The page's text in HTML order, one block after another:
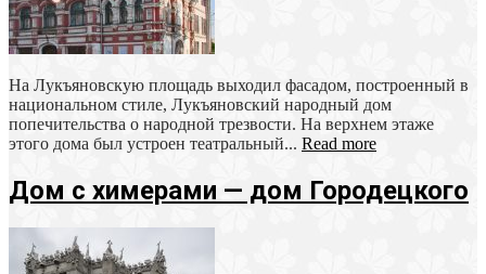
На Лукъяновскую площадь выходил фасадом, построенный в
национальном стиле, Лукъяновский народный дом
попечительства о народной трезвости. На верхнем этаже
этого дома был устроен театральный... Read more
Дом с химерами — дом Городецкого